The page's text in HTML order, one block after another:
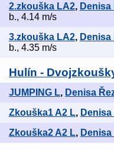
2.zkouška LA2, Denisa
b., 4.14 m/s
3.zkouška LA2, Denisa
b., 4.35 m/s
Hulín -
JUMPING L, Denisa
Zkouška1 A2 L,
Zkouška2 A2 L,